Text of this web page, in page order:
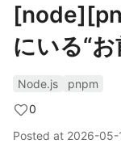
にいる“
Node.js
pnpm
0
Posted at 2026-05-